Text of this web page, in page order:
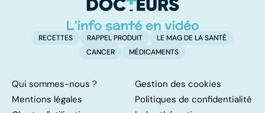
RECETTES RAPPEL PRODUIT
LE MAG DE LA SANTÉ
CANCER
MÉDICAMENTS
Qui sommes-nous ?
Gestion des cookies
Mentions légales
Politiques de confidentialité